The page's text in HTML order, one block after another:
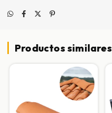
Productos similares